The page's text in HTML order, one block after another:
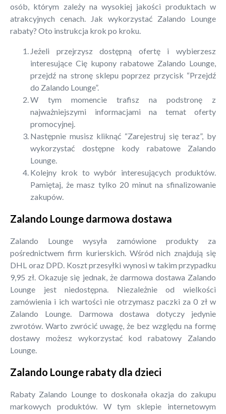
osób, którym zależy na wysokiej jakości produktach w
atrakcyjnych cenach. Jak wykorzystać Zalando Lounge
rabaty? Oto instrukcja krok po kroku.
Jeżeli przejrzysz dostępną ofertę i wybierzesz
interesujące Cię kupony rabatowe Zalando Lounge,
przejdź na stronę sklepu poprzez przycisk “Przejdź
do Zalando Lounge”.
W tym momencie trafisz na podstronę z
najważniejszymi informacjami na temat oferty
promocyjnej.
Następnie musisz kliknąć “Zarejestruj się teraz”, by
wykorzystać dostępne kody rabatowe Zalando
Lounge.
Kolejny krok to wybór interesujących produktów.
Pamiętaj, że masz tylko 20 minut na sfinalizowanie
zakupów.
Zalando Lounge darmowa dostawa
Zalando Lounge wysyła zamówione produkty za
pośrednictwem firm kurierskich. Wśród nich znajdują się
DHL oraz DPD. Koszt przesyłki wynosi w takim przypadku
9,95 zł. Okazuje się jednak, że darmowa dostawa Zalando
Lounge jest niedostępna. Niezależnie od wielkości
zamówienia i ich wartości nie otrzymasz paczki za 0 zł w
Zalando Lounge. Darmowa dostawa dotyczy jedynie
zwrotów. Warto zwrócić uwagę, że bez względu na formę
dostawy możesz wykorzystać kod rabatowy Zalando
Lounge.
Zalando Lounge rabaty dla dzieci
Rabaty Zalando Lounge to doskonała okazja do zakupu
markowych produktów. W tym sklepie internetowym